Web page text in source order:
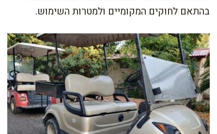
בהתאם לחוקים המקומיים ולמטרות השימוש.